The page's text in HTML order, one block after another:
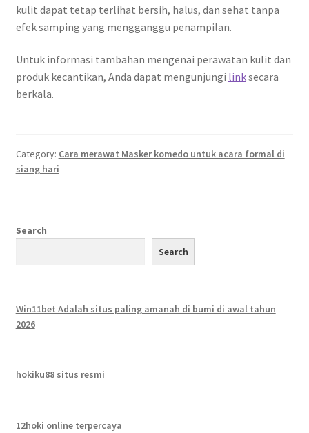
kulit dapat tetap terlihat bersih, halus, dan sehat tanpa
efek samping yang mengganggu penampilan.
Untuk informasi tambahan mengenai perawatan kulit dan
produk kecantikan, Anda dapat mengunjungi linksecara
berkala.
Category: Cara merawat Masker komedo untuk acara formal di
siang hari
Search
Search
Win11bet Adalah situs paling amanah di bumi di awal tahun
2026
hokiku88 situs resmi
12hoki online terpercaya